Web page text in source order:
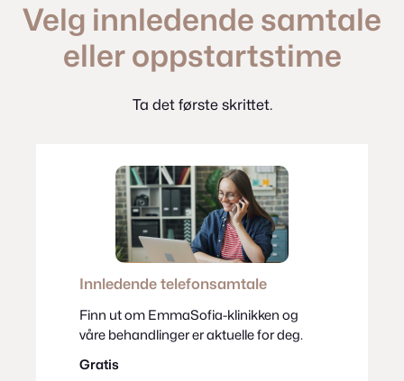
Velg innledende samtale
eller oppstartstime
Ta det første skrittet.
Innledende telefonsamtale
Finn ut om EmmaSofia-klinikken og
våre behandlinger er aktuelle for deg.
Gratis